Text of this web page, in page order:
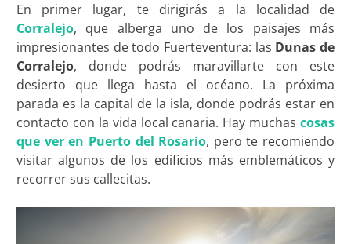
En primer lugar, te dirigirás a la localidad de
Corralejo, que alberga uno de los paisajes más
impresionantes de todo Fuerteventura: las Dunas de
Corralejo, donde podrás maravillarte con este
desierto que llega hasta el océano. La próxima
parada es la capital de la isla, donde podrás estar en
contacto con la vida local canaria. Hay muchascosas
que ver en Puerto del Rosario, pero te recomiendo
visitar algunos de los edificios más emblemáticos y
recorrer sus callecitas.